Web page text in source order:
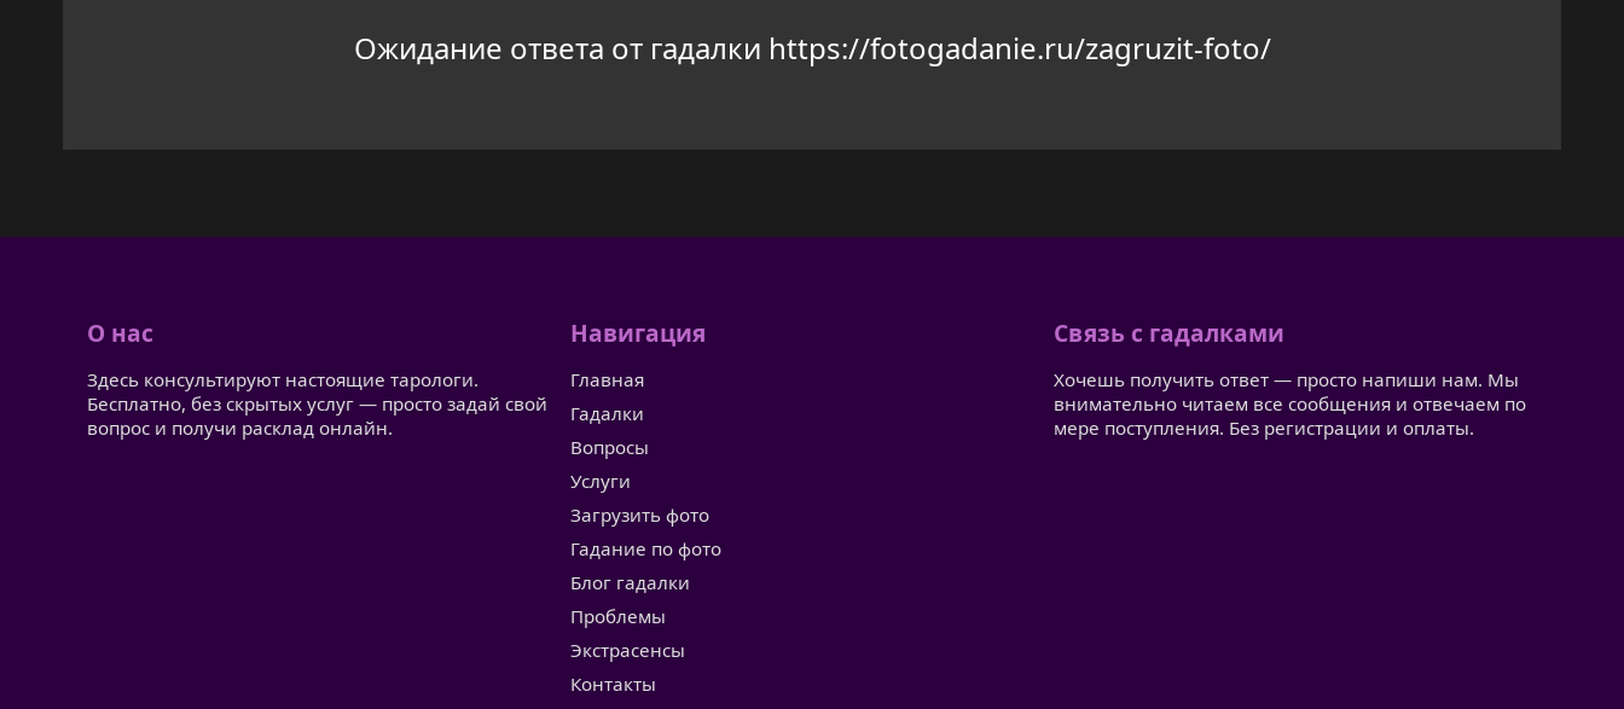
Ожидание ответа от гадалки https://fotogadanie.ru/zagruzit-foto/
О нас
Здесь консультируют настоящие тарологи.
Бесплатно, без скрытых услуг — просто задай свой
вопрос и получи расклад онлайн.
Навигация
Главная
Гадалки
Вопросы
Услуги
Загрузить фото
Гадание по фото
Блог гадалки
Проблемы
Экстрасенсы
Контакты
Связь с гадалками
Хочешь получить ответ — просто напиши нам. Мы
внимательно читаем все сообщения и отвечаем по
мере поступления. Без регистрации и оплаты.